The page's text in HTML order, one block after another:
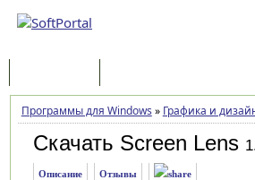
Программы для Windows » Графика и
Скачать Screen Lens
Описание Отзывы